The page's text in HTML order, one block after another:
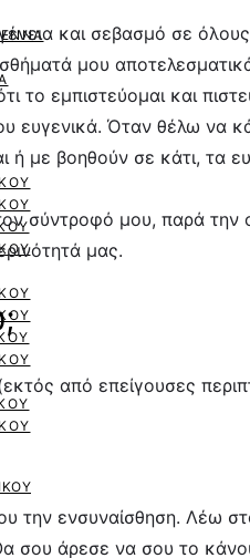
και σεβασμό σε
μου
το εμπιστεύομαι και
ευγενικά. Όταν θέλω να
ή με βοηθούν σε κάτι,
σύντροφό μου, παρά την
μας.
από επείγουσες
την ενσυναίσθηση. Λέω
σου άρεσε να σου το